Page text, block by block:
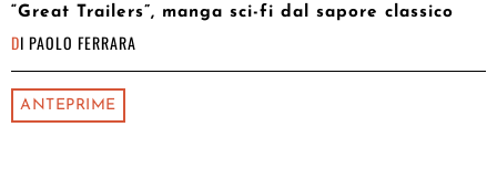
“Great Trailers”, manga sci-fi dal sapore classico
DI PAOLO FERRARA
ANTEPRIME